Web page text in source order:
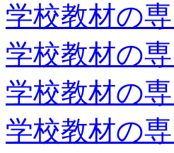
学校教材の
学校教材の
学校教材の
学校教材の